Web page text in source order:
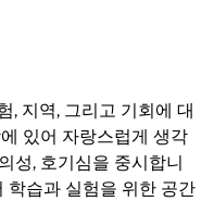
, 지역, 그리고 기회에 대
있어 자랑스럽게 생각
성, 호기심을 중시합니
학습과 실험을 위한 공간